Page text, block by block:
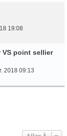
19:08
point sellier
2018 09:13